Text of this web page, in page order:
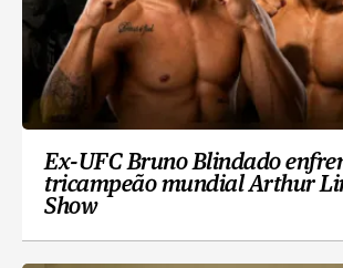
Ex-UFC Bruno Blindado
tricampeão mundial Arthur
Show